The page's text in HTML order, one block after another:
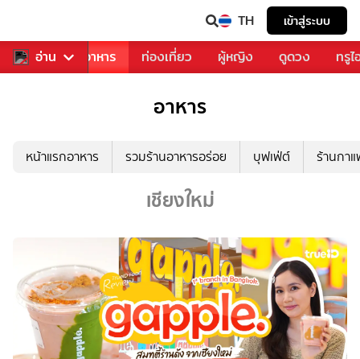
TH เข้าสู่ระบบ
อ่าน
การเพลง อาหาร ท่องเที่ยว ผู้หญิง ดูดวง ทรู
อาหาร
หน้าแรกอาหาร รวมร้านอาหารอร่อย บุฟเฟ่ต์ ร้านกา
เชียงใหม่